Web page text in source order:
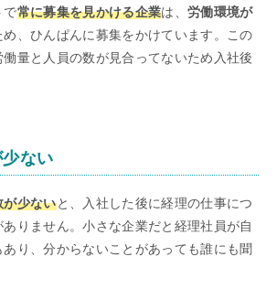
で常に募集を見かける企業は、労働環境が
め、ひんぱんに募集をかけています。この
量と人員の数が見合ってないため入社後
ない
が少ないと、入社した後に経理の仕事につ
りません。小さな企業だと経理社員が自
り、分からないことがあっても誰にも聞